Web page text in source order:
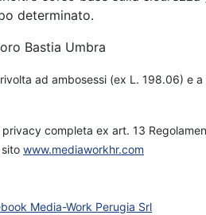
determinato.
Bastia Umbra
ad ambosessi (ex L. 198.06) e
privacy completa ex art. 13
www.mediaworkhr.com
Media-Work Perugia Srl